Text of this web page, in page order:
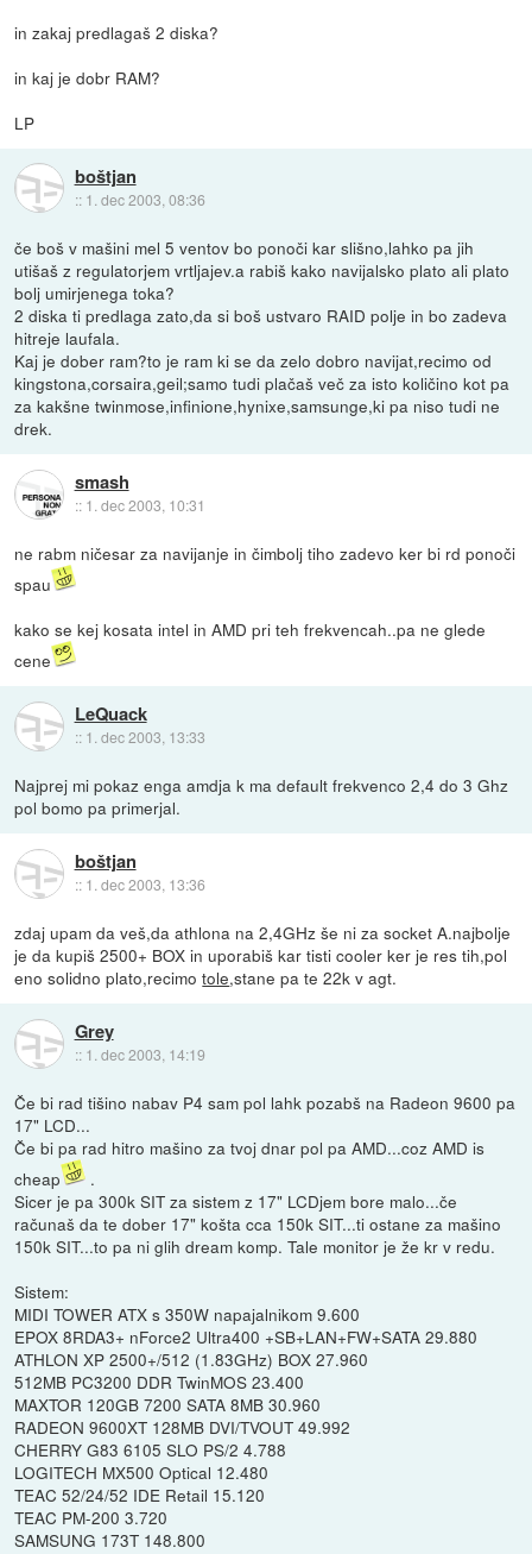
in zakaj predlagaš 2 diska?
in kaj je dobr RAM?
LP
boštjan
:: 1. dec 2003, 08:36
če boš v mašini mel 5 ventov bo ponoči kar slišno,lahko pa jih
utišaš z regulatorjem vrtljajev.a rabiš kako navijalsko plato ali plato
bolj umirjenega toka?
2 diska ti predlaga zato,da si boš ustvaro RAID polje in bo zadeva
hitreje laufala.
Kaj je dober ram?to je ram ki se da zelo dobro navijat,recimo od
kingstona,corsaira,geil;samo tudi plačaš več za isto količino kot pa
za kakšne twinmose,infinione,hynixe,samsunge,ki pa niso tudi ne
drek.
smash
:: 1. dec 2003, 10:31
ne rabm ničesar za navijanje in čimbolj tiho zadevo ker bi rd ponoči
spau
kako se kej kosata intel in AMD pri teh frekvencah..pa ne glede
cene
LeQuack
:: 1. dec 2003, 13:33
Najprej mi pokaz enga amdja k ma default frekvenco 2,4 do 3 Ghz
pol bomo pa primerjal.
boštjan
:: 1. dec 2003, 13:36
zdaj upam da veš,da athlona na 2,4GHz še ni za socket A.najbolje
je da kupiš 2500+ BOX in uporabiš kar tisti cooler ker je res tih,pol
eno solidno plato,recimotole,stane pa te 22k v agt.
Grey
:: 1. dec 2003, 14:19
Če bi rad tišino nabav P4 sam pol lahk pozabš na Radeon 9600 pa
17" LCD...
Če bi pa rad hitro mašino za tvoj dnar pol pa AMD...coz AMD is
cheap
.
Sicer je pa 300k SIT za sistem z 17" LCDjem bore malo...če
računaš da te dober 17" košta cca 150k SIT...ti ostane za mašino
150k SIT...to pa ni glih dream komp. Tale monitor je že kr v redu.
Sistem:
MIDI TOWER ATX s 350W napajalnikom 9.600
EPOX 8RDA3+ nForce2 Ultra400 +SB+LAN+FW+SATA 29.880
ATHLON XP 2500+/512 (1.83GHz) BOX 27.960
512MB PC3200 DDR TwinMOS 23.400
MAXTOR 120GB 7200 SATA 8MB 30.960
RADEON 9600XT 128MB DVI/TVOUT 49.992
CHERRY G83 6105 SLO PS/2 4.788
LOGITECH MX500 Optical 12.480
TEAC 52/24/52 IDE Retail 15.120
TEAC PM-200 3.720
SAMSUNG 173T 148.800